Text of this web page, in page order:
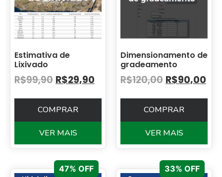
Estimativa de
Lixivado
R$99,90 R$29,90
COMPRAR
VER MAIS
Dimensionamento de
gradeamento
R$120,00 R$90,00
COMPRAR
VER MAIS
47% OFF 33% OFF